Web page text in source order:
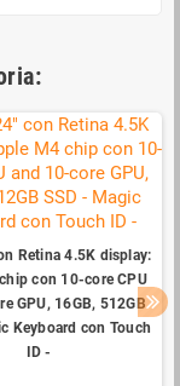
Retina 4.5K display:
con 10-core CPU
GPU, 16GB, 512GB
Keyboard con Touch
ID -